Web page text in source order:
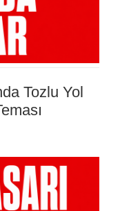
Tozlu Yol